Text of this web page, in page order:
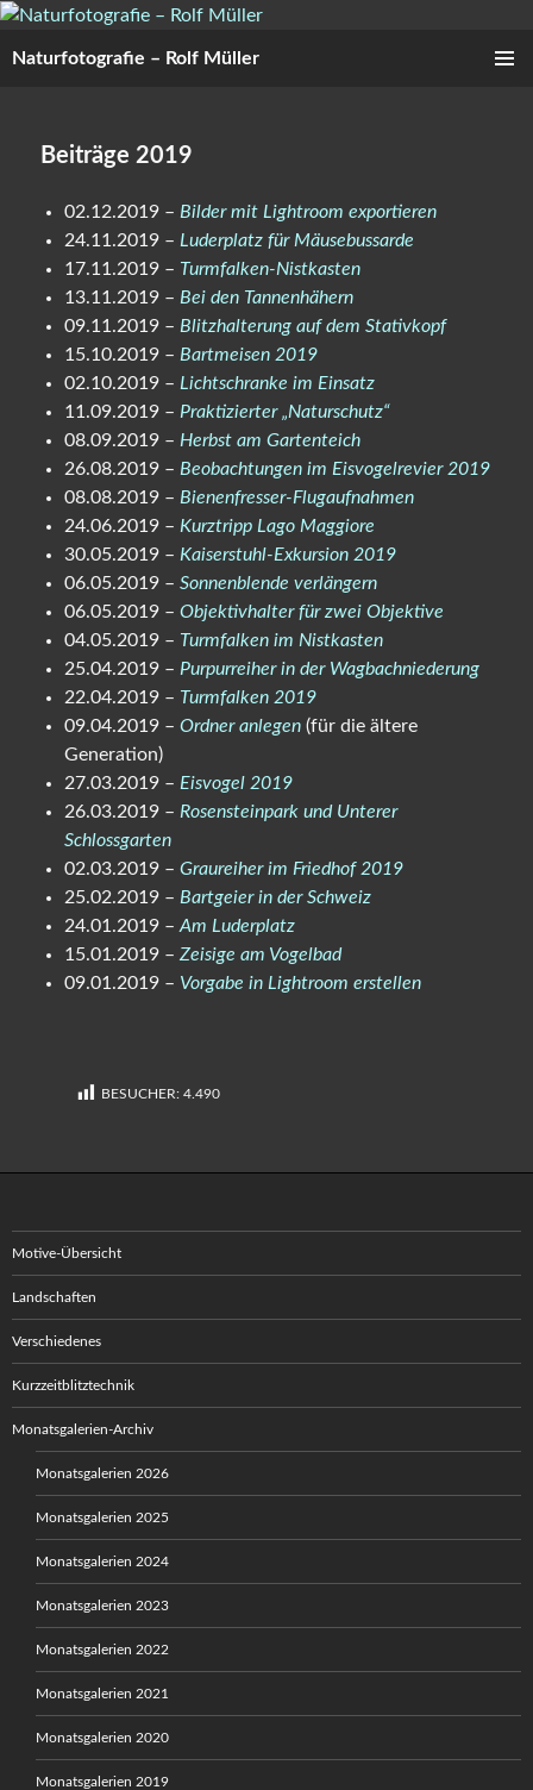
Zum
springen
Naturfotografie – Rolf Müller
Beiträge 2019
02.12.2019 – Bilder mit Lightroom exportieren
24.11.2019 – Luderplatz für Mäusebussarde
17.11.2019 – Turmfalken-Nistkasten
13.11.2019 – Bei den Tannenhähern
09.11.2019 – Blitzhalterung auf dem Stativkopf
15.10.2019 – Bartmeisen 2019
02.10.2019 – Lichtschranke im Einsatz
11.09.2019 – Praktizierter „Naturschutz“
08.09.2019 – Herbst am Gartenteich
26.08.2019 – Beobachtungen im Eisvogelrevier 2019
08.08.2019 – Bienenfresser-Flugaufnahmen
24.06.2019 – Kurztripp Lago Maggiore
30.05.2019 – Kaiserstuhl-Exkursion 2019
06.05.2019 – Sonnenblende verlängern
06.05.2019 – Objektivhalter für zwei Objektive
04.05.2019 – Turmfalken im Nistkasten
25.04.2019 – Purpurreiher in der Wagbachniederung
22.04.2019 – Turmfalken 2019
09.04.2019 – Ordner anlegen (für die ältere
Generation)
27.03.2019 – Eisvogel 2019
26.03.2019 – Rosensteinpark und Unterer
Schlossgarten
02.03.2019 – Graureiher im Friedhof 2019
25.02.2019 – Bartgeier in der Schweiz
24.01.2019 – Am Luderplatz
15.01.2019 – Zeisige am Vogelbad
09.01.2019 – Vorgabe in Lightroom erstellen
BESUCHER: 4.490
Motive-Übersicht
Landschaften
Verschiedenes
Kurzzeitblitztechnik
Monatsgalerien-Archiv
Monatsgalerien 2026
Monatsgalerien 2025
Monatsgalerien 2024
Monatsgalerien 2023
Monatsgalerien 2022
Monatsgalerien 2021
Monatsgalerien 2020
Monatsgalerien 2019